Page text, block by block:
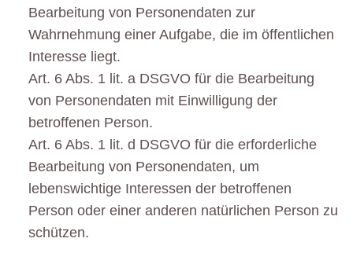
Bearbeitung von Personendaten zur
Wahrnehmung einer Aufgabe, die im öffentlichen
Interesse liegt.
Art. 6 Abs. 1 lit. a DSGVO für die Bearbeitung
von Personendaten mit Einwilligung der
betroffenen Person.
Art. 6 Abs. 1 lit. d DSGVO für die erforderliche
Bearbeitung von Personendaten, um
lebenswichtige Interessen der betroffenen
Person oder einer anderen natürlichen Person zu
schützen.